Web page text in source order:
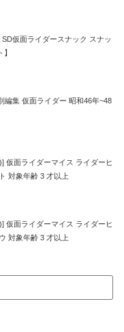
仮面ライダースナック スナッ
編集 仮面ライダー 昭和46年~48
仮面ライダーマイス ライダーヒ
対象年齢 3 才以上
仮面ライダーマイス ライダーヒ
対象年齢 3 才以上